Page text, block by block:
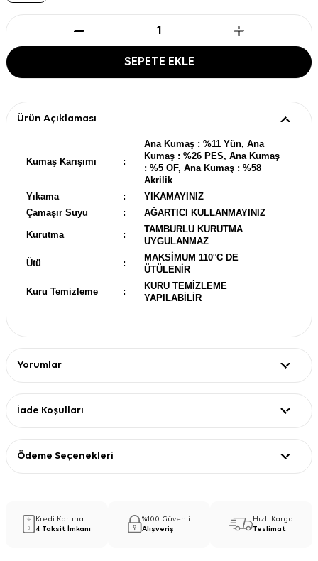
SEPETE EKLE
Ürün Açıklaması
Kumaş Karışımı :
Ana Kumaş : %11 Yün, Ana
Kumaş : %26 PES, Ana Kumaş
: %5 OF, Ana Kumaş : %58
Akrilik
Yıkama
:
YIKAMAYINIZ
Çamaşır Suyu
: AĞARTICI KULLANMAYINIZ
Kurutma :
TAMBURLU KURUTMA
UYGULANMAZ
Ütü :
MAKSİMUM 110°C DE
ÜTÜLENİR
Kuru Temizleme :
KURU TEMİZLEME
YAPILABİLİR
Yorumlar
İade Koşulları
Ödeme Seçenekleri
Kredi Kartına
4 Taksit İmkanı
%100 Güvenli
Alışveriş
Hızlı Kargo
Teslimat